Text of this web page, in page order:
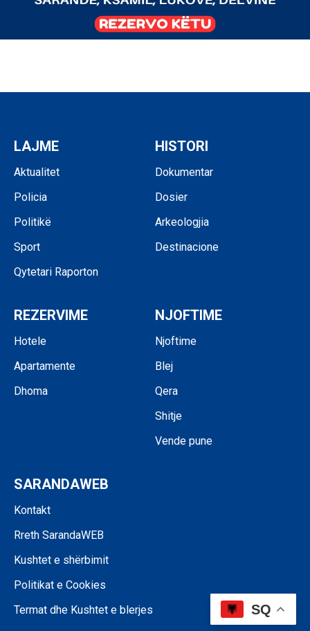
LAJME
Aktualitet
Policia
Politikë
Sport
Qytetari Raporton
HISTORI
Dokumentar
Dosier
Arkeologjia
Destinacione
REZERVIME
Hotele
Apartamente
Dhoma
NJOFTIME
Njoftime
Blej
Qera
Shitje
Vende pune
SARANDAWEB
Kontakt
Rreth SarandaWEB
Kushtet e shërbimit
Politikat e Cookies
Termat dhe Kushtet e blerjes
SQ